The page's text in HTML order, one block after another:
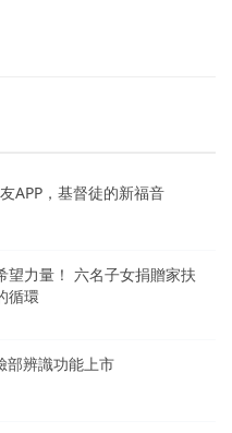
APP，基督徒的新福音
望力量！ 六名子女捐贈家扶
循環
辨識功能上市